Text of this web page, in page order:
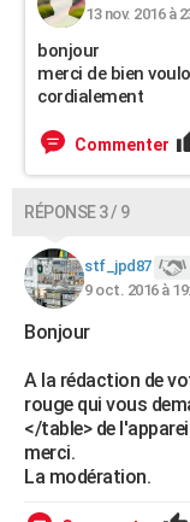
13 nov. 2016 à
bonjour
merci de bien
cordialement
Commenter
RÉPONSE 3 / 9
stf_jpd87
9 oct. 2016 à
Bonjour
A la rédaction de
rouge qui vous
</table> de
merci.
La modération.